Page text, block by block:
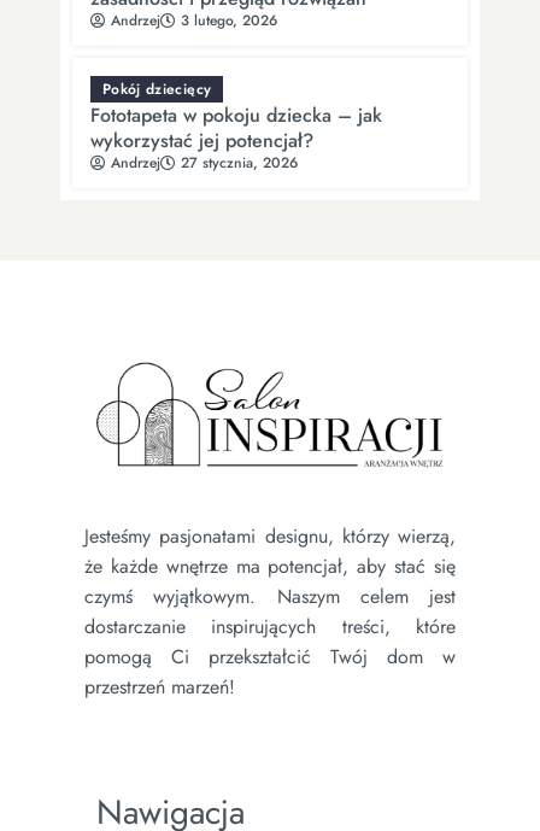
Andrzej 3 lutego, 2026
Pokój dziecięcy
Fototapeta w pokoju dziecka – jak
wykorzystać jej potencjał?
Andrzej 27 stycznia, 2026
Jesteśmy pasjonatami designu, którzy wierzą,
że każde wnętrze ma potencjał, aby stać się
czymś wyjątkowym. Naszym celem jest
dostarczanie inspirujących treści, które
pomogą Ci przekształcić Twój dom w
przestrzeń marzeń!
Nawigacja